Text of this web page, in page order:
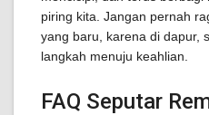
piring kita. Jangan pernah
yang baru, karena di dapur,
langkah menuju keahlian.
FAQ Seputar